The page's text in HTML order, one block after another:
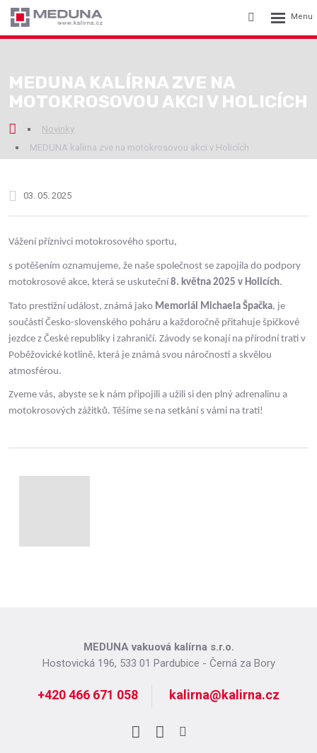
Vyhledávání
Rozbalení
MEDUNA KALÍRNA ZVE NA
MOTOKROSOVOU AKCI V HOLICÍCH
Novinky
MEDUNA kalírna zve na motokrosovou akci v Holicích
03. 05. 2025
Vážení příznivci motokrosového sportu,
s potěšením oznamujeme, že naše společnost se zapojila do podpory
motokrosové akce, která se uskuteční 8. května 2025 v Holicích.
Tato prestižní událost, známá jako Memoriál Michaela Špačka, je
součástí Česko-slovenského poháru a každoročně přitahuje špičkové
jezdce z České republiky i zahraničí. Závody se konají na přírodní trati v
Poběžovické kotlině, která je známá svou náročností a skvělou
atmosférou.
Zveme vás, abyste se k nám připojili a užili si den plný adrenalinu a
motokrosových zážitků. Těšíme se na setkání s vámi na trati!
MEDUNA vakuová kalírna s.r.o.
Hostovická 196, 533 01 Pardubice - Černá za Bory
+420 466 671 058 kalirna@kalirna.cz
Facebook
LinkedIn